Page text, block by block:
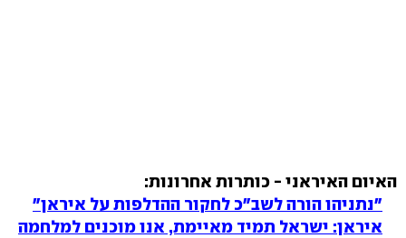
האיום האיראני - כותרות אחרונות:
"נתניהו הורה לשב"כ לחקור ההדלפות על איראן"
איראן: ישראל תמיד מאיימת, אנו מוכנים למלחמה